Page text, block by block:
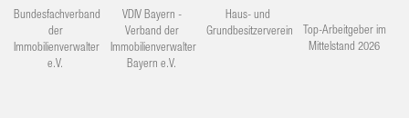
Bundesfachverband
der
Immobilienverwalter
e.V.
VDIV Bayern -
Verband der
Immobilienverwalter
Bayern e.V.
Haus- und
Grundbesitzerverein
Top-Arbeitgeber im
Mittelstand 2026